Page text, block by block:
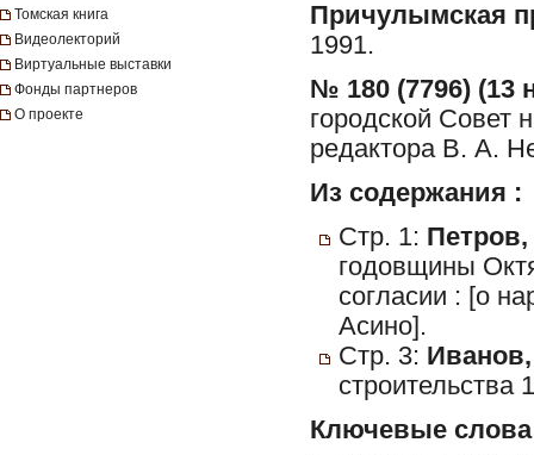
Томская книга
Видеолекторий
Виртуальные выставки
Фонды партнеров
О проекте
Причулымская
1991.
№ 180 (7796) (13
городской Совет
редактора В. А.
Из содержания :
Стр. 1:
годовщины
согласии : [о
Асино].
Стр. 3:
строительства
Ключевые слова